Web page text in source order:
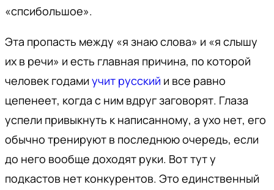
«спсибольшое».
Эта пропасть между «я знаю слова» и «я слышу
их в речи» и есть главная причина, по которой
человек годами учит русский и все равно
цепенеет, когда с ним вдруг заговорят. Глаза
успели привыкнуть к написанному, а ухо нет, его
обычно тренируют в последнюю очередь, если
до него вообще доходят руки. Вот тут у
подкастов нет конкурентов. Это единственный